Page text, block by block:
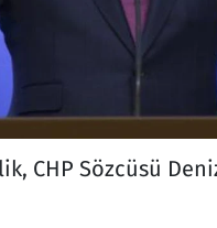
CHP Sözcüsü